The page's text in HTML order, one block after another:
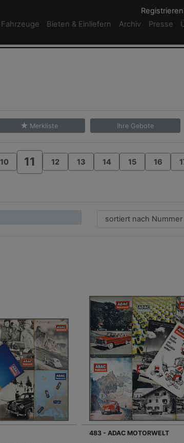
Fahrzeuge Bieten & Einliefern Archiv Presse
Registrieren
Merkliste Ihre Gebote
10 11 12 13 14 15 16
483 - ADAC MOTORWELT